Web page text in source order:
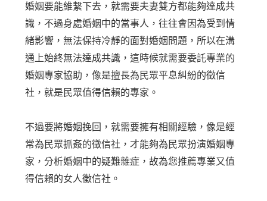
婚姻要能維繫下去，就需要夫妻雙方都能夠達成共
識，不過身處婚姻中的當事人，往往會因為受到情
緒影響，無法保持冷靜的面對婚姻問題，所以在溝
通上始終無法達成共識，這時候就需要委託專業的
婚姻專家協助，像是擅長為民眾平息糾紛的徵信
社，就是民眾值得信賴的專家。
不過要將婚姻挽回，就需要擁有相關經驗，像是經
常為民眾抓姦的徵信社，才能夠為民眾扮演婚姻專
家，分析婚姻中的疑難雜症，故為您推薦專業又值
得信賴的女人徵信社。